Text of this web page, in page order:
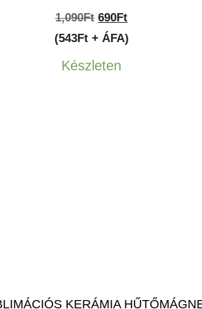
1,090Ft Original
price
690FtCurrent
price
(543Ft + ÁFA)
Készleten
KERÁMIA